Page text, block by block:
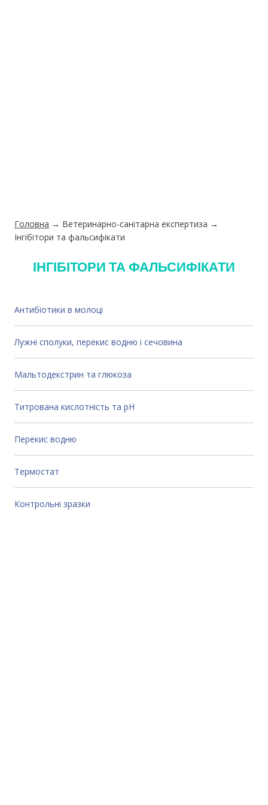
Головна → Ветеринарно-санітарна експертиза →
Інгібітори та фальсифікати
ІНГІБІТОРИ ТА ФАЛЬСИФІКАТИ
Антибіотики в молоці
Лужні сполуки, перекис водню і сечовина
Мальтодекстрин та глюкоза
Титрована кислотність та pH
Перекис водню
Термостат
Контрольні зразки